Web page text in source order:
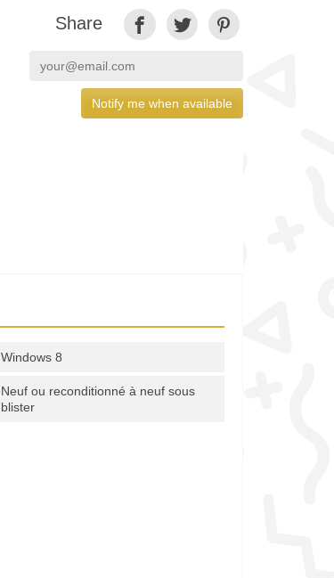
Share
Notify me when available
Windows 8
Neuf ou reconditionné à neuf sous
blister